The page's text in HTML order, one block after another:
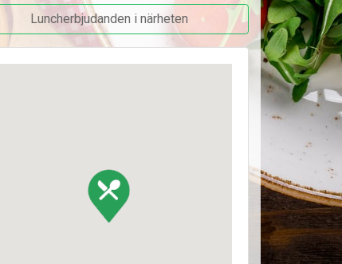
Luncherbjudanden i närheten